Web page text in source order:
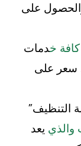
على
خدمات
سعر على
التنظيف”
والذي يعد